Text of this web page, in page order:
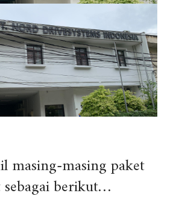
masing-masing paket
berikut…